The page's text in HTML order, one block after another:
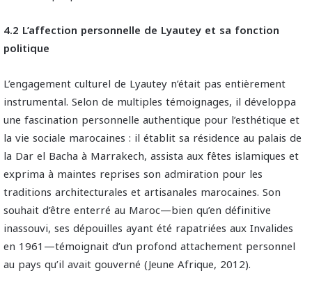
4.2 L’affection personnelle de Lyautey et sa fonction
politique
L’engagement culturel de Lyautey n’était pas entièrement
instrumental. Selon de multiples témoignages, il développa
une fascination personnelle authentique pour l’esthétique et
la vie sociale marocaines : il établit sa résidence au palais de
la Dar el Bacha à Marrakech, assista aux fêtes islamiques et
exprima à maintes reprises son admiration pour les
traditions architecturales et artisanales marocaines. Son
souhait d’être enterré au Maroc—bien qu’en définitive
inassouvi, ses dépouilles ayant été rapatriées aux Invalides
en 1961—témoignait d’un profond attachement personnel
au pays qu’il avait gouverné (Jeune Afrique, 2012).